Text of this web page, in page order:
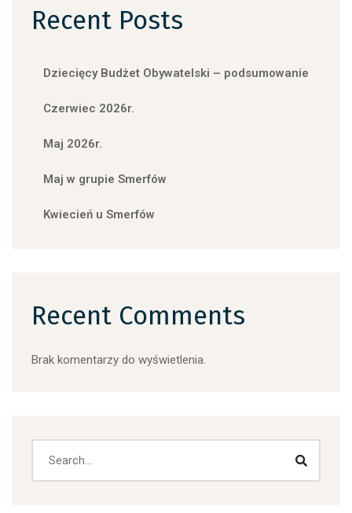
Recent Posts
Dziecięcy Budżet Obywatelski – podsumowanie
Czerwiec 2026r.
Maj 2026r.
Maj w grupie Smerfów
Kwiecień u Smerfów
Recent Comments
Brak komentarzy do wyświetlenia.